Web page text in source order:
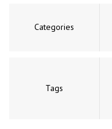
Categories
Tags